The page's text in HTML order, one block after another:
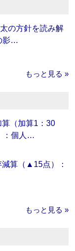
の方針を読み解
影…
もっと見る »
算（加算1：30
：個人…
減算（▲15点）：
もっと見る »